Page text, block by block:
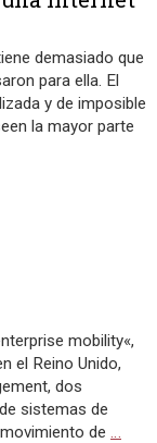
demasiado que
para ella. El
y de imposible
la mayor parte
mobility«,
el Reino Unido,
dos
sistemas de
de …